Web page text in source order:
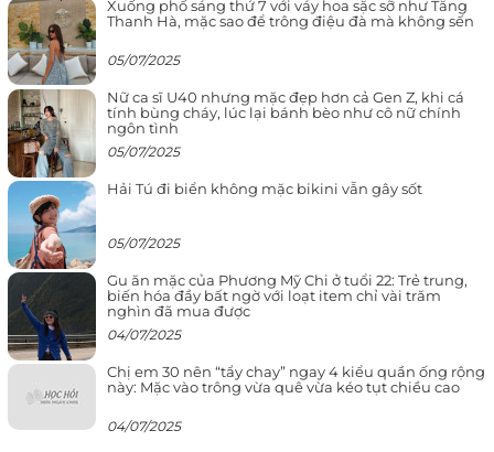
Xuống phố sáng thứ 7 với váy hoa sặc sỡ như Tăng
Thanh Hà, mặc sao để trông điệu đà mà không sến
05/07/2025
Nữ ca sĩ U40 nhưng mặc đẹp hơn cả Gen Z, khi cá
tính bùng cháy, lúc lại bánh bèo như cô nữ chính
ngôn tình
05/07/2025
Hải Tú đi biển không mặc bikini vẫn gây sốt
05/07/2025
Gu ăn mặc của Phương Mỹ Chi ở tuổi 22: Trẻ trung,
biến hóa đầy bất ngờ với loạt item chỉ vài trăm
nghìn đã mua được
04/07/2025
Chị em 30 nên “tẩy chay” ngay 4 kiểu quần ống rộng
này: Mặc vào trông vừa quê vừa kéo tụt chiều cao
04/07/2025